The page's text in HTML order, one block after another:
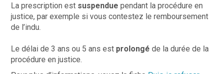
La prescription est suspendue pendant la procédure en
justice, par exemple si vous contestez le remboursement
de l’indu.
Le délai de 3 ans ou 5 ans est prolongé de la durée de la
procédure en justice.